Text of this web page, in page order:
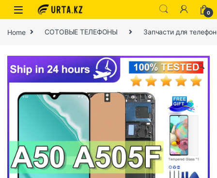
0
Home СОТОВЫЕ ТЕЛЕФОНЫ Запчасти для
🔍